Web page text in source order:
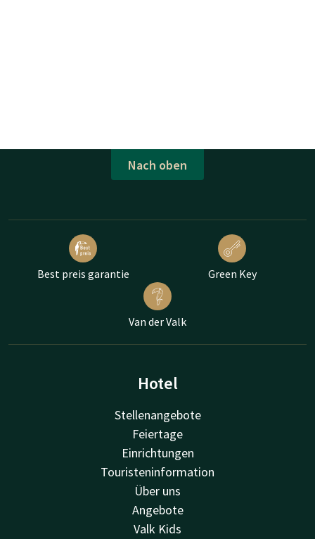
Nach oben
Best preis garantie Green Key
Van der Valk
Hotel
Stellenangebote
Feiertage
Einrichtungen
Touristeninformation
Über uns
Angebote
Valk Kids